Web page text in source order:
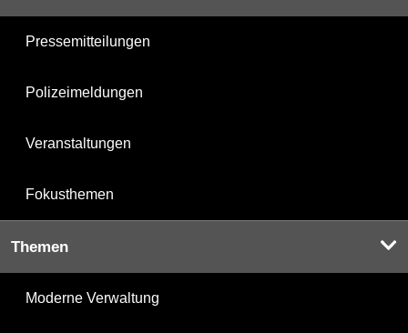
Pressemitteilungen
Polizeimeldungen
Veranstaltungen
Fokusthemen
Themen
Moderne Verwaltung